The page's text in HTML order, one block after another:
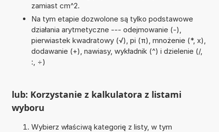
zamiast cm^2.
Na tym etapie dozwolone są tylko podstawowe
działania arytmetyczne --- odejmowanie (-),
pierwiastek kwadratowy (√), pi (π), mnożenie (*, x),
dodawanie (+), nawiasy, wykładnik (^) i dzielenie (/,
:, ÷)
lub: Korzystanie z kalkulatora z listami
wyboru
Wybierz właściwą kategorię z listy, w tym